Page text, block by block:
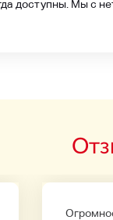
доступны. Мы с